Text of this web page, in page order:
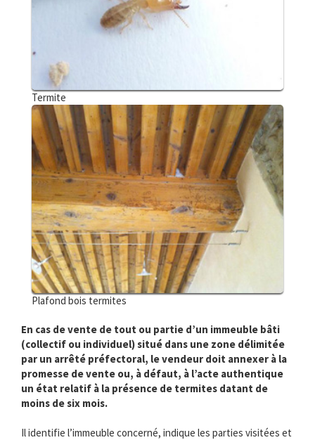
Termite
Plafond bois termites
En cas de vente de tout ou partie d’un immeuble bâti
(collectif ou individuel) situé dans une zone délimitée
par un arrêté préfectoral, le vendeur doit annexer à la
promesse de vente ou, à défaut, à l’acte authentique
un état relatif à la présence de termites datant de
moins de six mois.
Il identifie l’immeuble concerné, indique les parties visitées et